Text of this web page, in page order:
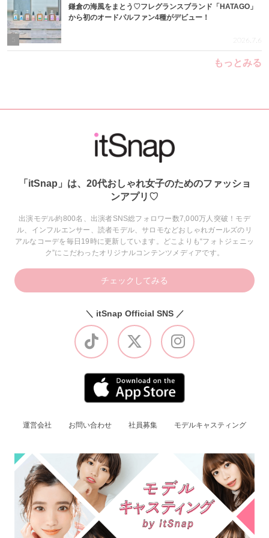
鎌倉の海風をまとう♡フレグランスブランド「HATAGO」
から初のオードパルファン4種がデビュー！
2026.7.6
もっとみる
「itSnap」は、20代おしゃれ女子のためのファッショ
ンアプリ♡
出演モデル約800名、出演者SNS総フォロワー数7,000万人突破！モデ
ル、インフルエンサー、読者モデル、サロモなどおしゃれガールズのリ
アルなコーデを毎日19時に更新しています。どこよりも“フォトジェニッ
ク”にこだわったオリジナルコンテンツメディアです。
チェックしてみる
＼ itSnap Official SNS ／
運営会社 お問い合わせ 社員募集 モデルキャスティング